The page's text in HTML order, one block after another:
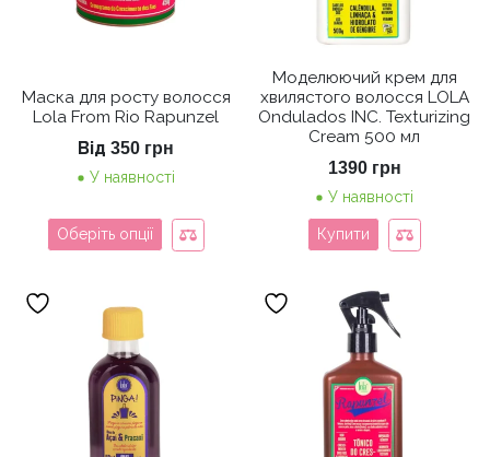
Маска для росту волосся
Lola From Rio Rapunzel
Від 350 грн
У наявності
Оберіть опції
Моделюючий крем для
хвилястого волосся LOLA
Ondulados INC. Texturizing
Cream 500 мл
1390 грн
У наявності
Купити